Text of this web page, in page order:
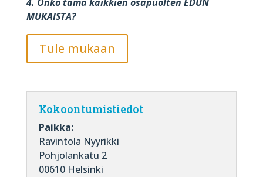
MUKAISTA?
Tule mukaan
Kokoontumistiedot
Paikka:
Ravintola Nyyrikki
Pohjolankatu 2
00610 Helsinki